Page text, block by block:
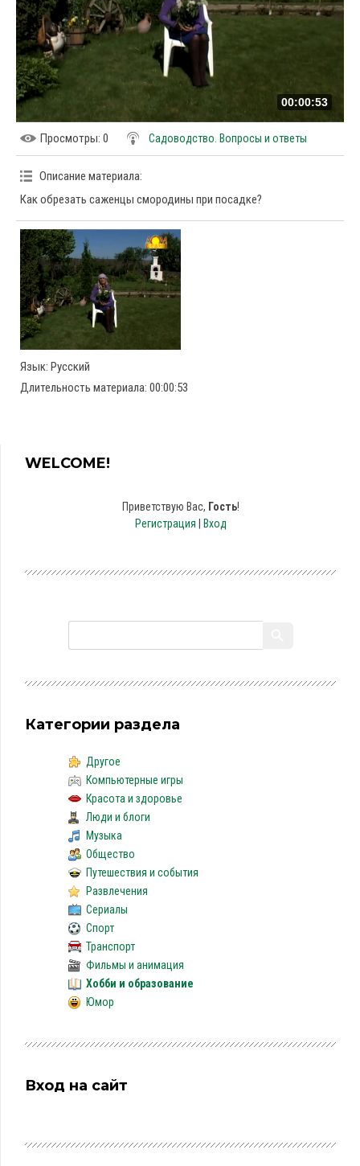
00:00:53
Просмотры: 0 Садоводство. Вопросы и ответы
Описание материала:
Как обрезать саженцы смородины при посадке?
Язык: Русский
Длительность материала: 00:00:53
WELCOME!
Приветствую Вас, Гость!
Регистрация
Вход
Категории раздела
Другое
Компьютерные игры
Красота и здоровье
Люди и блоги
Музыка
Общество
Путешествия и события
Развлечения
Сериалы
Спорт
Транспорт
Фильмы и анимация
Хобби и образование
Юмор
Вход на сайт